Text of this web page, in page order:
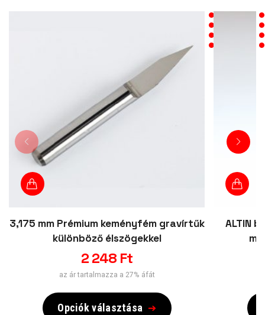
3,175 mm Prémium keményfém gravírtűk
különböző élszögekkel
2 248 Ft
az ár tartalmazza a 27% áfát
Opciók választása
ALTIN